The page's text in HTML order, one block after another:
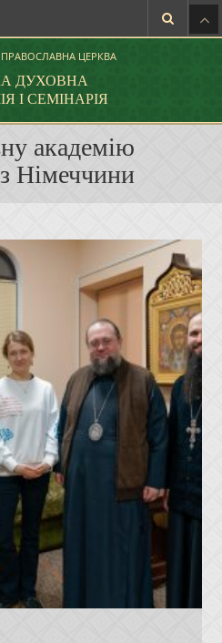
ПРАВОСЛАВНА ЦЕРКВА
ДУХОВНА
І СЕМІНАРІЯ
академію
з Німеччини